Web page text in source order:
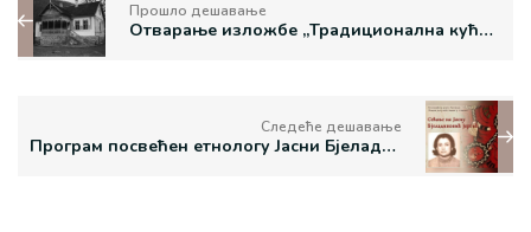
Прошло дешавање
Отварање изложбе „Традиционална кућа Горњег Подриња” у Манаковој кући
Следеће дешавање
Програм посвећен етнологу Јасни Бјеладиновић Јергић